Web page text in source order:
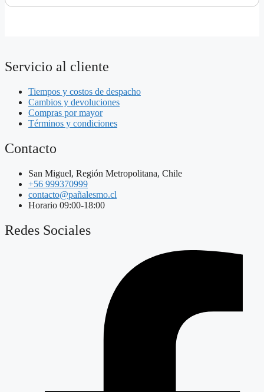
Servicio al cliente
Tiempos y costos de despacho
Cambios y devoluciones
Compras por mayor
Términos y condiciones
Contacto
San Miguel, Región Metropolitana, Chile
+56 999370999
contacto@pañalesmo.cl
Horario 09:00-18:00
Redes Sociales